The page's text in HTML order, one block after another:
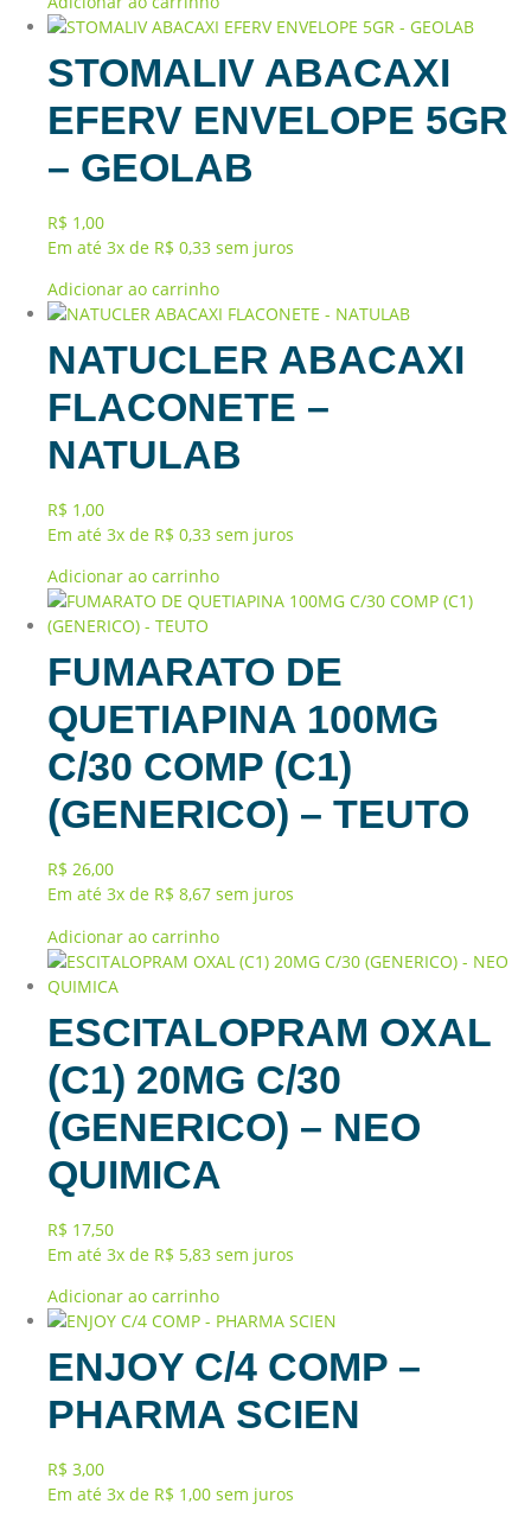
STOMALIV ABACAXI
EFERV ENVELOPE 5GR
– GEOLAB
R$ 1,00
Em até 3x de R$ 0,33 sem juros
Adicionar ao carrinho
NATUCLER ABACAXI
FLACONETE –
NATULAB
R$ 1,00
Em até 3x de R$ 0,33 sem juros
Adicionar ao carrinho
FUMARATO DE
QUETIAPINA 100MG
C/30 COMP (C1)
(GENERICO) – TEUTO
R$ 26,00
Em até 3x de R$ 8,67 sem juros
Adicionar ao carrinho
ESCITALOPRAM OXAL
(C1) 20MG C/30
(GENERICO) – NEO
QUIMICA
R$ 17,50
Em até 3x de R$ 5,83 sem juros
Adicionar ao carrinho
ENJOY C/4 COMP –
PHARMA SCIEN
R$ 3,00
Em até 3x de R$ 1,00 sem juros